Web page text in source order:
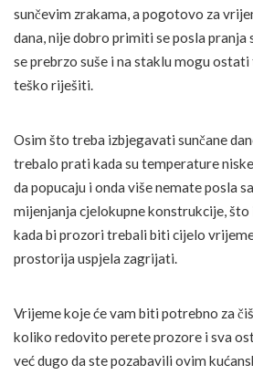
sunčevim zrakama, a pogotovo za
dana, nije dobro primiti se posla pranja
se prebrzo suše i na staklu mogu
teško riješiti.
Osim što treba izbjegavati sunčane
trebalo prati kada su temperature
da popucaju i onda više nemate posla
mijenjanja cjelokupne konstrukcije,
kada bi prozori trebali biti cijelo
prostorija uspjela zagrijati.
Vrijeme koje će vam biti potrebno za
koliko redovito perete prozore i sva
već dugo da ste pozabavili ovim